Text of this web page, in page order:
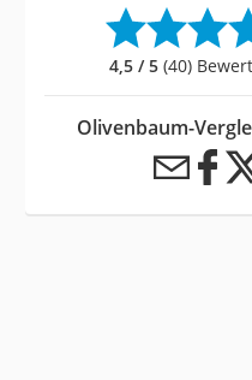
4,5 / 5 (40)
Olivenbaum-